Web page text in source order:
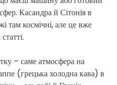
Касандра й Сітонія в
там космічні, але це вже
– саме атмосфера на
(грецька холодна кава) в